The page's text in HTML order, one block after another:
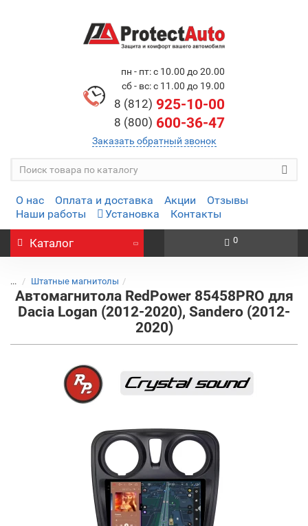
пн - пт: с 10.00 до 20.00
сб - вс: с 11.00 до 19.00
8 (812) 925-10-00
8 (800) 600-36-47
Заказать обратный звонок
О нас Оплата и доставка Акции
Отзывы
Наши работы
Установка Контакты
Каталог 0
... Штатные магнитолы
Автомагнитола RedPower 85458PRO для
Dacia Logan (2012-2020), Sandero (2012-
2020)